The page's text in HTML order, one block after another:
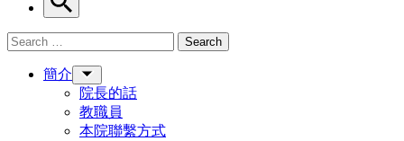
Search for: Search
簡介
院長的話
教職員
本院聯繫方式